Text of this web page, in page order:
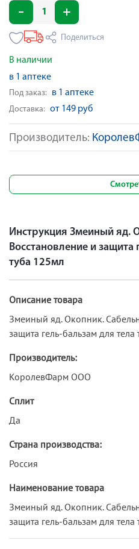
Производитель:
Поделиться
В наличии
в 1 аптеке
Под заказ: в 1 аптеке
Доставка: от 149 руб
Инструкция Змеиный яд.
Восстановление и защита
туба 125мл
Описание товара
Змеиный яд. Окопник.
защита гель-бальзам для тела
Производитель:
КоролевФарм ООО
Сплит
Да
Страна производства:
Россия
Наименование товара
Змеиный яд. Окопник.
защита гель-бальзам для тела